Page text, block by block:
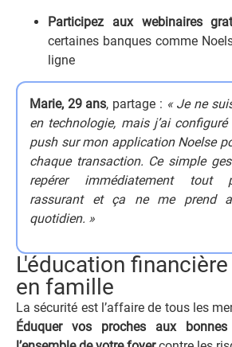
Participez aux webinaires
certaines banques comme
ligne
Marie, 29 ans, partage : « Je ne
en technologie, mais j’ai
push sur mon application Noelse
chaque transaction. Ce simple
repérer immédiatement tout
rassurant et ça ne me prend
quotidien. »
L'éducation
en famille
La sécurité est l’affaire de tous les
Éduquer vos proches aux